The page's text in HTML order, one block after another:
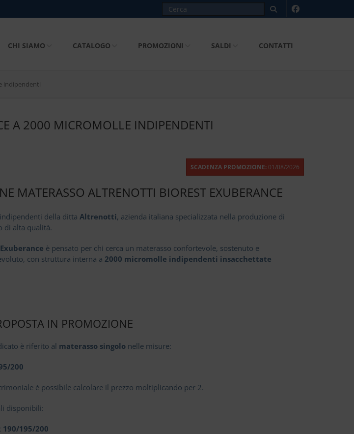
CHI SIAMO CATALOGO PROMOZIONI SALDI CONTATTI
indipendenti
A 2000 MICROMOLLE INDIPENDENTI
SCADENZA PROMOZIONE: 01/08/2026
MATERASSO ALTRENOTTI BIOREST EXUBERANCE
della ditta Altrenotti, azienda italiana specializzata nella produzione di
di alta qualità.
è pensato per chi cerca un materasso confortevole, sostenuto e
con struttura interna a 2000 micromolle indipendenti insacchettate
IN PROMOZIONE
è riferito al materasso singolo nelle misure:
200
è possibile calcolare il prezzo moltiplicando per 2.
disponibili:
190/195/200